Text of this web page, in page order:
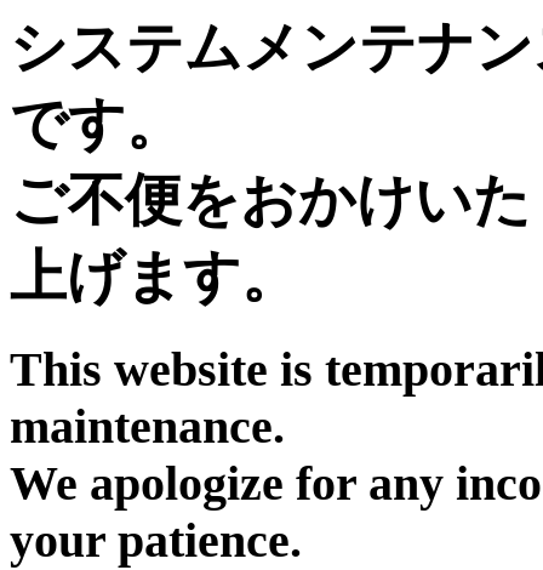
システムメンテナ
です。
ご不便をおかけい
上げます。
This website is
maintenance.
We apologize for any
your patience.